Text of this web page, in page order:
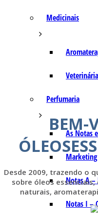
Medicinais
Veterinária
Perfumaria
As Notas
Notas A –
Notas I –
BEM-
Desde 2009, trazendo o
sobre óleos
naturais,